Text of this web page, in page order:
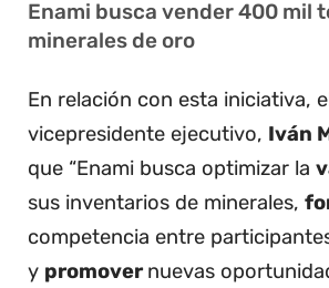
Enami busca vender 400 mil
minerales de oro
En relación con esta iniciativa,
vicepresidente ejecutivo, Iván
que “Enami busca optimizar la
sus inventarios de minerales,
competencia entre
y promovernuevas